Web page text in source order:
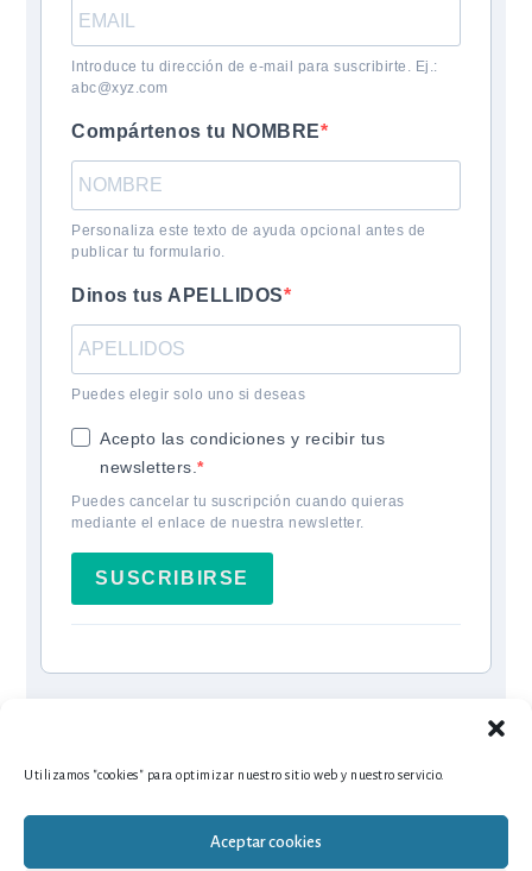
Utilizamos "cookies" para optimizar nuestro sitio web y nuestro servicio.
Aceptar cookies
Introduce tu dirección de e-mail para suscribirte. Ej.:
abc@xyz.com
Compártenos tu NOMBRE
Personaliza este texto de ayuda opcional antes de
publicar tu formulario.
Dinos tus APELLIDOS
Puedes elegir solo uno si deseas
Acepto las condiciones y recibir tus
newsletters.
Puedes cancelar tu suscripción cuando quieras
mediante el enlace de nuestra newsletter.
SUSCRIBIRSE